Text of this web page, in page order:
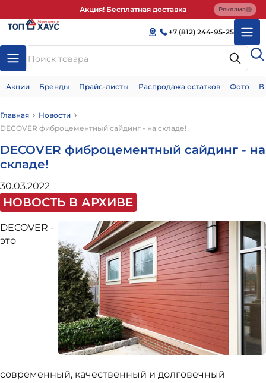
Акция! Бесплатная доставка Реклама
+7 (812) 244-95-25
Акции Бренды Прайс-листы Распродажа остатков Фото
Главная
Новости
DECOVER фиброцементный сайдинг - на складе!
DECOVER фиброцементный сайдинг - на
складе!
30.03.2022
НОВОСТЬ В АРХИВЕ
DECOVER -
это
современный, качественный и долговечный